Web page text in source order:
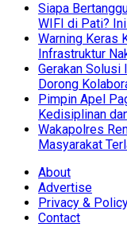
Siapa
WIFI di Pati?
Warning Keras
Infrastruktur
Gerakan
Dorong
Pimpin Apel
Kedisiplinan
Wakapolres
Masyarakat
About
Advertise
Privacy &
Contact